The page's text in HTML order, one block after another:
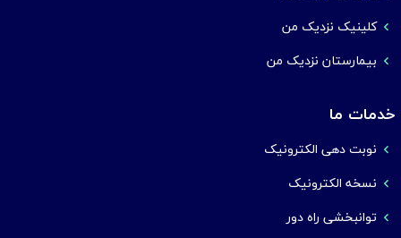
کلینیک نزدیک من
بیمارستان نزدیک من
خدمات ما
نوبت دهی الکترونیک
نسخه الکترونیک
توانبخشی راه دور